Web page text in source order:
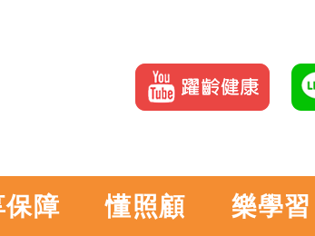
保障 懂照顧 樂學習